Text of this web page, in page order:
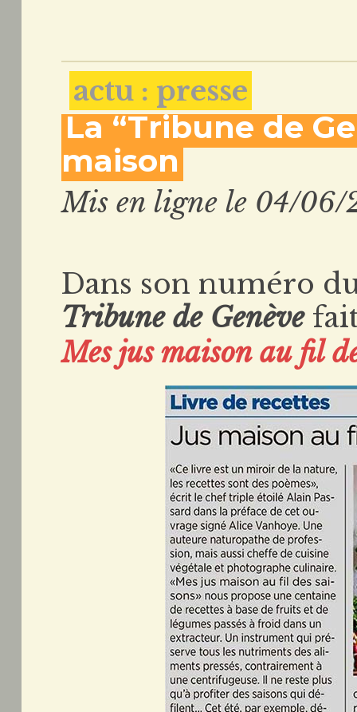
actu : presse
La “Tribune de
maison
Mis en ligne le 04/06/
Dans son numéro
Tribune de Genèvefait
Mes jus maison au fil